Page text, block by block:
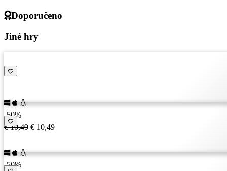
Doporučeno
Jiné hry
-50%
€ 10,49 € 10,49
-50%